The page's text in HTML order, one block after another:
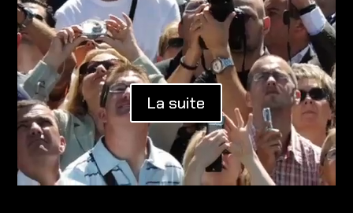
La suite